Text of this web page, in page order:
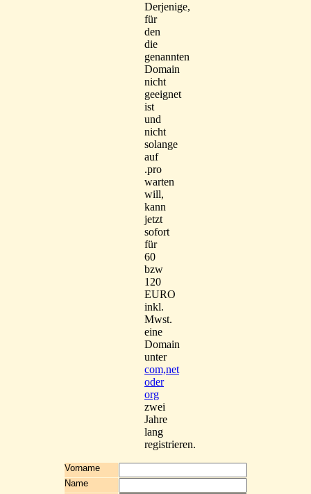
Derjenige,
für
den
die
genannten
Domain
nicht
geeignet
ist
und
nicht
solange
auf
.pro
warten
will,
kann
jetzt
sofort
für
60
bzw
120
EURO
inkl.
Mwst.
eine
Domain
unter
com,net
oder
org
zwei
Jahre
lang
registrieren.
Vorname
Name